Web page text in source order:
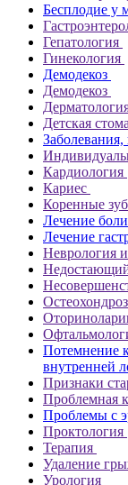
Бесплодие у
Гепатология
Гинекология
Демодекоз
Демодекоз
Детская
Кардиология
Кариес
Коренные
Лечение
Лечение
Неврология
Остеохондроз
Потемнение
внутренней
Признаки
Проблемная
Проблемы с
Проктология
Терапия
Удаление
Урология